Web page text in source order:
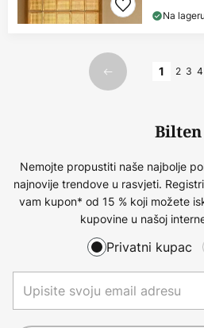
Na lageru
Prethodno
1 2 3 4
Bilten
Nemojte propustiti naše najbolje
najnovije trendove u rasvjeti.
vam kupon* od 15 % koji možete
kupovine u našoj
Privatni kupac